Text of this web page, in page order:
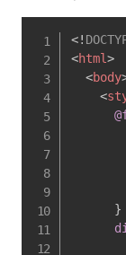
<!
<html>
<body
<
}